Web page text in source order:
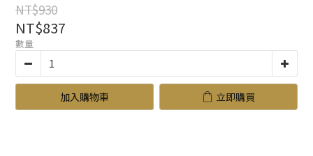
NT$930
NT$837
數量
加入購物車 立即購買